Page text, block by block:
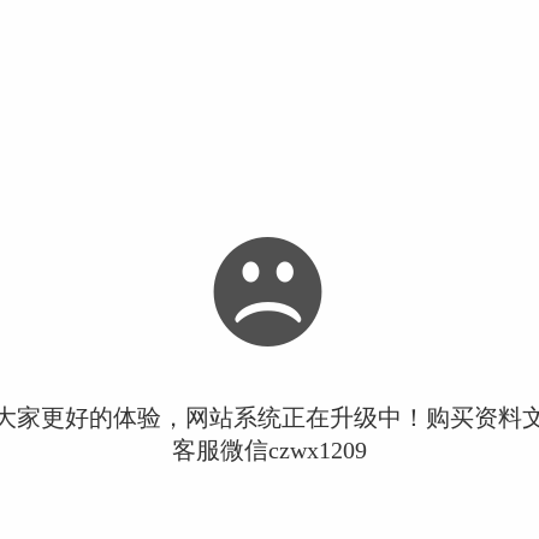
家更好的体验，网站系统正在升级中！购买资料
客服微信czwx1209